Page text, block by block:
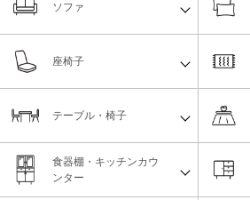
ソファ
座椅子
テーブル・椅子
食器棚・キッチンカウ
ンター